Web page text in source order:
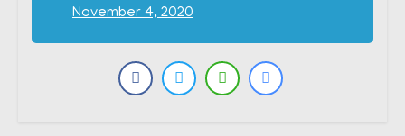
November 4, 2020